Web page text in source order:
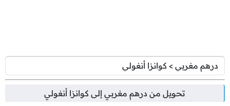
تحويل من درهم مغربي إلى كوانزا أنغولي